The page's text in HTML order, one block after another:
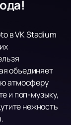
в VK Stadium
объединяет
атмосферу
и поп-музыку,
нежность